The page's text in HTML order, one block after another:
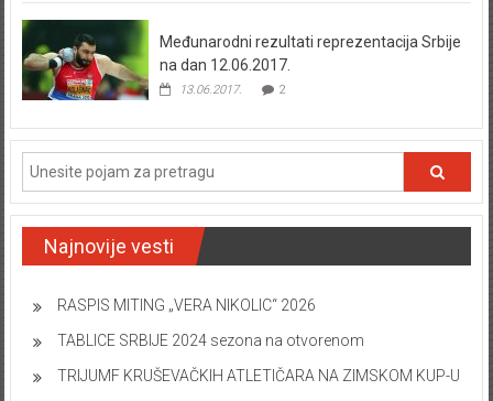
Međunarodni rezultati reprezentacija Srbije
na dan 12.06.2017.
13.06.2017. 2
Najnovije vesti
RASPIS MITING „VERA NIKOLIC“ 2026
TABLICE SRBIJE 2024 sezona na otvorenom
TRIJUMF KRUŠEVAČKIH ATLETIČARA NA ZIMSKOM KUP-U